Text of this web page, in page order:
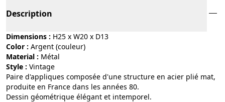
Description
Dimensions : H25 x W20 x D13
Color :
argent (couleur)
Material :
métal
Style :
vintage
Paire d'appliques composée d'une structure en acier plié mat,
produite en France dans les années 80.
Dessin géométrique élégant et intemporel.